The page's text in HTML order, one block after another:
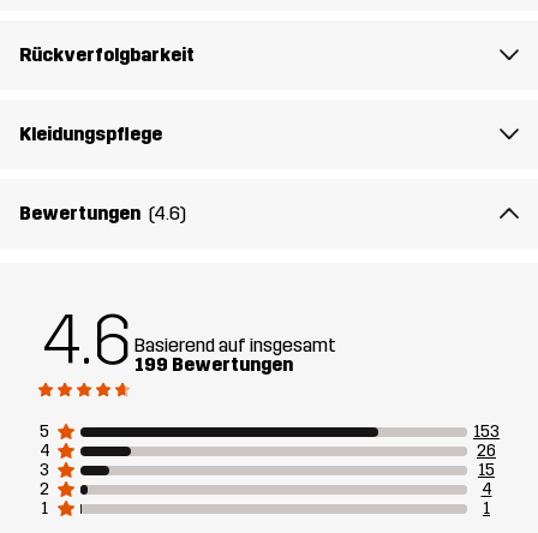
Entworfen für ALLROUND
Rückverfolgbarkeit
Kleidungspflege
Bewertungen (4.6)
4.6 Basierend auf insgesamt
199 Bewertungen
5
153
4
26
3
15
2
4
1
1